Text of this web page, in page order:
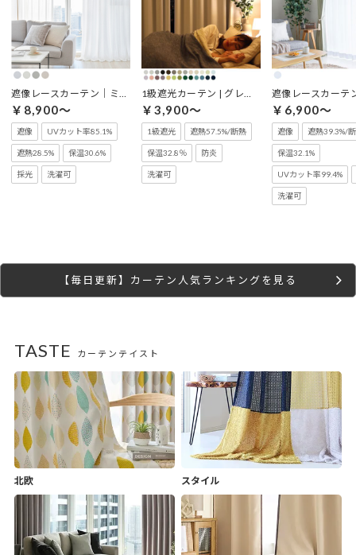
￥8,900～
遮像 UVカット率85.1%
遮熱28.5% 保温30.6%
採光 洗濯可
￥3,900～
1級遮光 遮熱57.5%/断熱
保温32.8％ 防炎
洗濯可
￥6,900～
遮像 遮熱39.3%/
保温32.1%
UVカット率99.4%
洗濯可
【毎日更新】カーテン人気ランキングを見る
カーテンテイスト
TASTE
北欧 スタイル